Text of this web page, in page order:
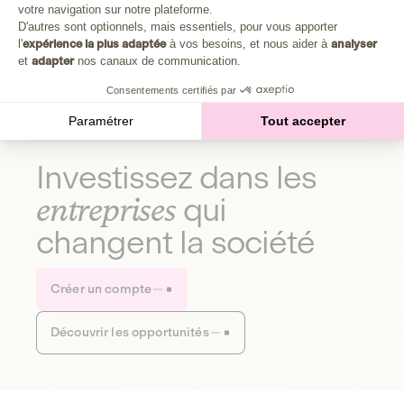
Plongez au cœur de la fabrique d'une autre économie,
celle qui fait du bien à la planète et aux humains.
Découvrir notre média
Investissez dans les
entreprises qui
changent la société
Créer un compte
Découvrir les opportunités
votre navigation sur notre plateforme.
D'autres sont optionnels, mais essentiels, pour vous apporter
l'expérience la plus adaptéeà vos besoins, et nous aider à analyser
et adapternos canaux de communication.
Consentements certifiés par
Paramétrer Tout accepter
Axeptio consent